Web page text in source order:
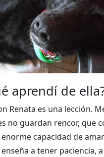
aprendí de
Renata es una lección.
no guardan rencor, que
capacidad de
a tener paciencia,